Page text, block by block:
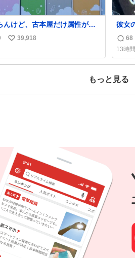
んけど、古本屋だけ属性が名
はどういうこと？
い
ね
39,918
彼女
返
信
数
68
13時
もっと見る